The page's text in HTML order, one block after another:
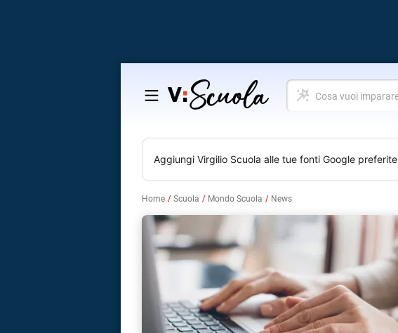
Salta
contenuto
Cosa
vuoi
Aggiungi Virgilio Scuola alle tue fonti Google preferite
Home Scuola Mondo Scuola News